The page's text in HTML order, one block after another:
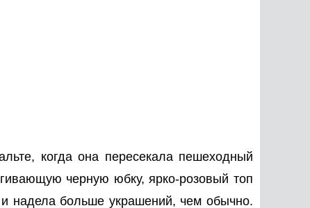
когда она пересекала пешеходный
черную юбку, ярко-розовый топ
надела больше украшений, чем обычно.